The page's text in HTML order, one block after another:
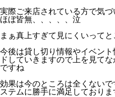
実際ご来店されている方で気
ほぼ皆無、、、、、泣
まぁ真上すぎて見にくいって
今後は貸し切り情報やイベン
ドしていきますので上を見て
ですね
効果は今のところは全くない
ステムに勝手に満足しておりま